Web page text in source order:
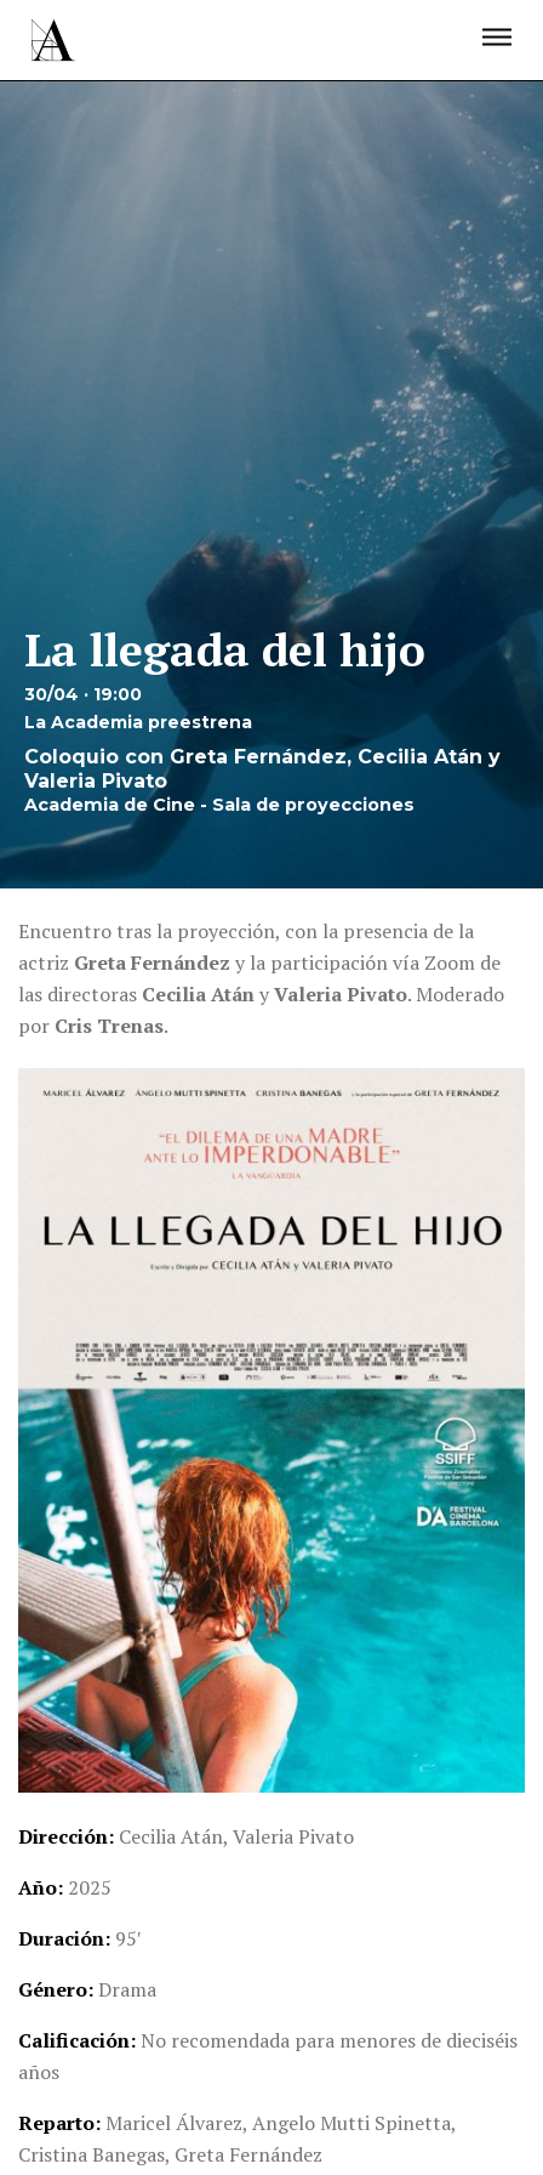
La llegada del hijo
30/04 · 19:00
La Academia preestrena
Coloquio con Greta Fernández, Cecilia Atán y
Valeria Pivato
Academia de Cine - Sala de proyecciones
Encuentro tras la proyección, con la presencia de la
actriz Greta Fernández y la participación vía Zoom de
las directoras Cecilia AtányValeria Pivato. Moderado
por Cris Trenas.
Dirección Cecilia Atán, Valeria Pivato
Año 2025
Duración 95′
Género Drama
Calificación No recomendada para menores de dieciséis
años
Reparto Maricel Álvarez, Angelo Mutti Spinetta,
Cristina Banegas, Greta Fernández